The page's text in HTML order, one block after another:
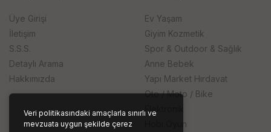
Veri politikasındaki amaçlarla sınırlı ve
mevzuata uygun şekilde çerez
Üye Girişi
İletişim
S.S.S.
Detaylı Arama
Hakkımızda
Ev Yaşam
Giyim Kozmetik
Spor & Outdoor & Sağlık
Anne Bebek
Yapı Market Hırdavat
Oto / Moto / Bike
Hobi Oyun